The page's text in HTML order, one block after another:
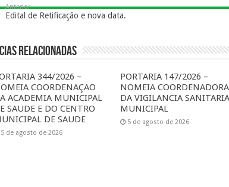
Anterior
Edital de Retificação e nova data.
Relacionadas
344/2026 –
COORDENAÇAO
ACADEMIA MUNICIPAL
SAUDE E DO CENTRO
DE SAUDE
5 de agosto de 2026
PORTARIA 147/2026 –
NOMEIA COORDENADORA
DA VIGILANCIA SANITARIA
MUNICIPAL
5 de agosto de 2026